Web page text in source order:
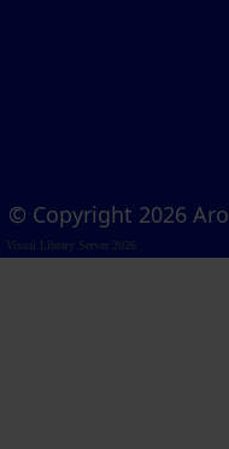
© Copyright 2026
Visual Library Server 2026